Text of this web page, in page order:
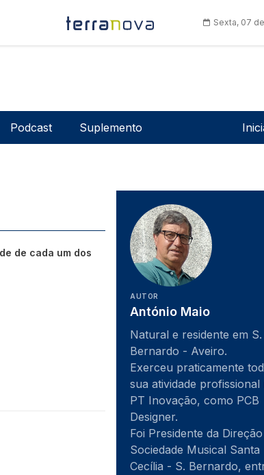
Sexta, 07
Podcast Suplemento
de cada um dos
AUTOR
António Maio
Natural e residente em S.
Bernardo - Aveiro.
Exerceu praticamente
sua atividade profissional
PT Inovação, como PCB
Designer.
Foi Presidente da
Sociedade Musical Santa
Cecília - S. Bernardo,